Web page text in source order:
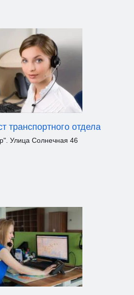
транспортного отдела
Улица Солнечная 46